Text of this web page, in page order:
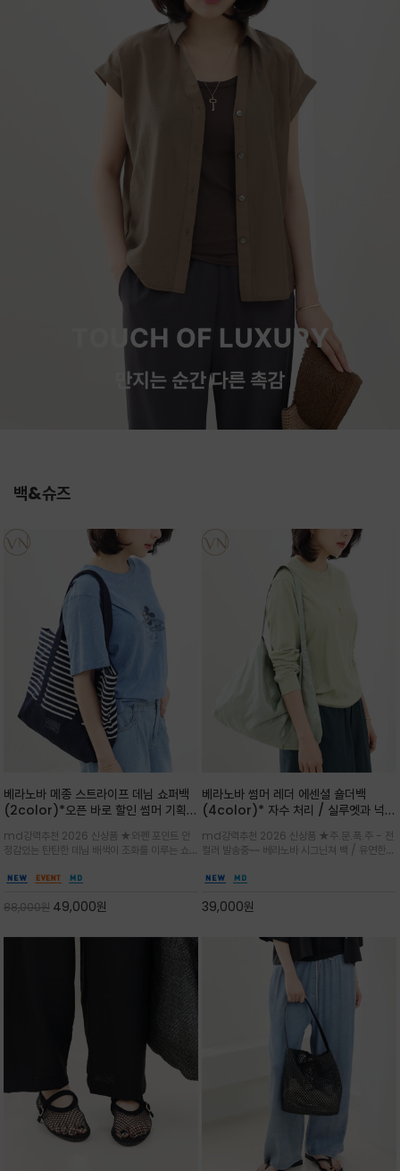
백&슈즈
베라노바 메종 스트라이프 데님 쇼퍼백
(2color)*오픈 바로 할인 썸머 기획
말 모임룩, 여행룩까지 ~
md강력추천 2026 신상품 ★와펜 포인트 안
정감있는 탄탄한 데님 배색이 조화를 이루는 쇼
클래식한 네이비·아이보리 스트라이프와 산뜻한
88,000원 49,000원
베라노바 썸머 레더 에센셜 숄더백
(4color)* 자수 처리 / 실루엣과 넉넉
셜 숄더백
md강력추천 2026 신상품 ★주.문.폭.주 - 전
컬러 발송중~~ 베라노바 시그닌쳐 백 / 유연한
설계로 어깨의 피로도를 낮춰 편안한 착용/가볍
리 숄더백
39,000원